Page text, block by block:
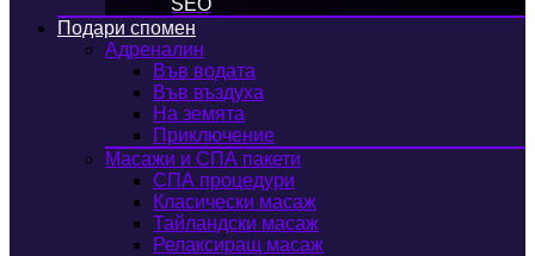
SEO
Подари спомен
Адреналин
Във водата
Във въздуха
На земята
Приключение
Масажи и СПА пакети
СПА процедури
Класически масаж
Тайландски масаж
Релаксиращ масаж